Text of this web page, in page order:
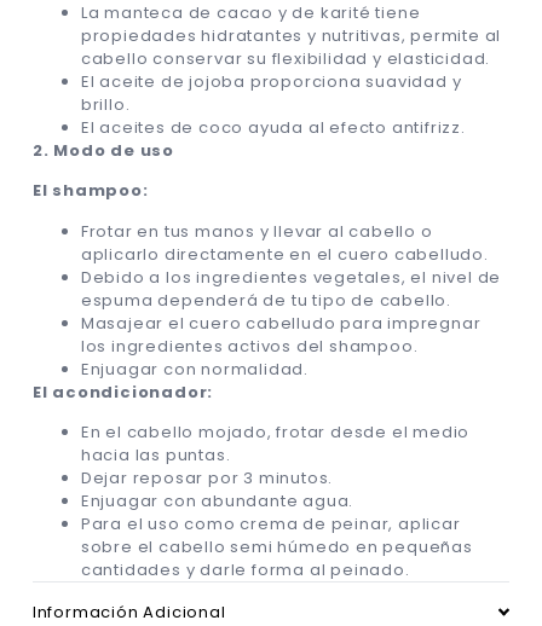
La manteca de cacao y de karité tiene
propiedades hidratantes y nutritivas, permite al
cabello conservar su flexibilidad y elasticidad.
El aceite de jojoba proporciona suavidad y
brillo.
El aceites de coco ayuda al efecto antifrizz.
2. Modo de uso
El shampoo:
Frotar en tus manos y llevar al cabello o
aplicarlo directamente en el cuero cabelludo.
Debido a los ingredientes vegetales, el nivel de
espuma dependerá de tu tipo de cabello.
Masajear el cuero cabelludo para impregnar
los ingredientes activos del shampoo.
Enjuagar con normalidad.
El acondicionador:
En el cabello mojado, frotar desde el medio
hacia las puntas.
Dejar reposar por 3 minutos.
Enjuagar con abundante agua.
Para el uso como crema de peinar, aplicar
sobre el cabello semi húmedo en pequeñas
cantidades y darle forma al peinado.
Información Adicional